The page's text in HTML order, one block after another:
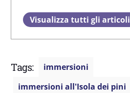
Visualizza tutti gli articoli
Tags:
immersioni
immersioni all'Isola dei pini